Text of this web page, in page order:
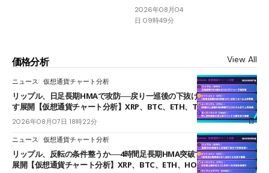
2026年08月04
日 09時49分
価格分析 View All
ニュース 仮想通貨チャート分析
リップル、日足長期HMAで攻防──戻り一巡後の下抜けで0.95ドルを試
す展開【仮想通貨チャート分析】XRP、BTC、ETH、TAKE
2026年08月07日 18時22分
ニュース 仮想通貨チャート分析
リップル、反転の条件整うか──4時間足長期HMA突破で雲下端を目指す
展開【仮想通貨チャート分析】XRP、BTC、ETH、HOME